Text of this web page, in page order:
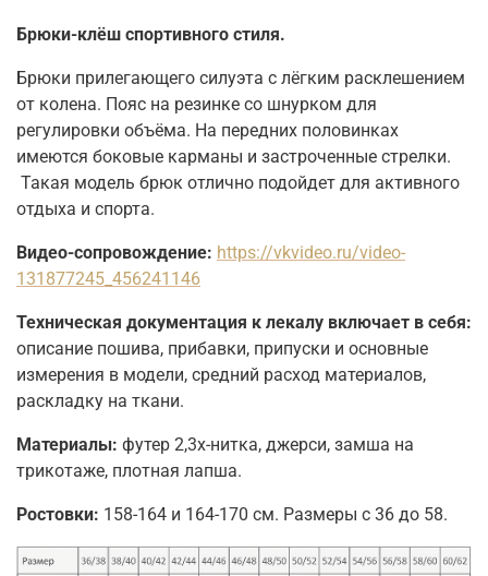
Брюки-клёш спортивного стиля.
Брюки прилегающего силуэта с лёгким расклешением
от колена. Пояс на резинке со шнурком для
регулировки объёма. На передних половинках
имеются боковые карманы и застроченные стрелки.
Такая модель брюк отлично подойдет для активного
отдыха и спорта.
Видео-сопровождение: https://vkvideo.ru/video-
131877245_456241146
Техническая документация к лекалу включает в себя:
описание пошива, прибавки, припуски и основные
измерения в модели, средний расход материалов,
раскладку на ткани.
Материалы: футер 2,3х-нитка, джерси, замша на
трикотаже, плотная лапша.
Ростовки: 158-164 и 164-170 см. Размеры с 36 до 58.